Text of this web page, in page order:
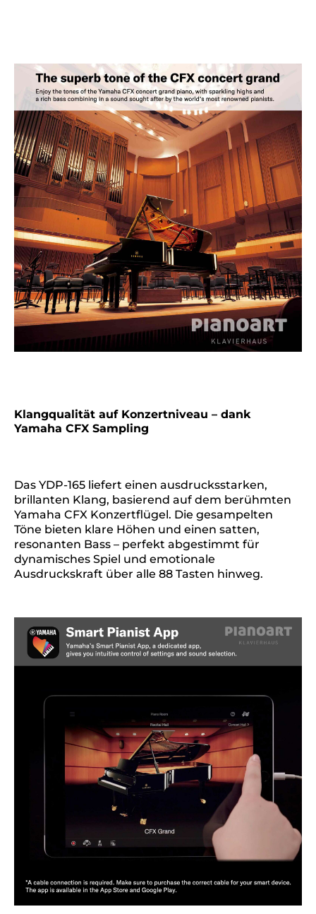
Klangqualität auf Konzertniveau – dank
Yamaha CFX Sampling
Das YDP-165 liefert einen ausdrucksstarken,
brillanten Klang, basierend auf dem berühmten
Yamaha CFX Konzertflügel. Die gesampelten
Töne bieten klare Höhen und einen satten,
resonanten Bass – perfekt abgestimmt für
dynamisches Spiel und emotionale
Ausdruckskraft über alle 88 Tasten hinweg.